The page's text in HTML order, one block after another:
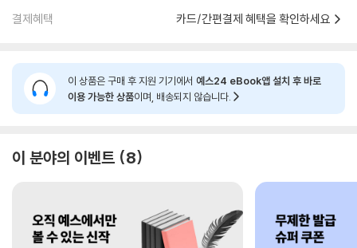
결제혜택 카드/간편결제 혜택을 확인하세요
이 상품은 구매 후 지원 기기에서 예스24 eBook앱 설치 후 바로
이용 가능한 상품이며, 배송되지 않습니다.
이 분야의 이벤트 8